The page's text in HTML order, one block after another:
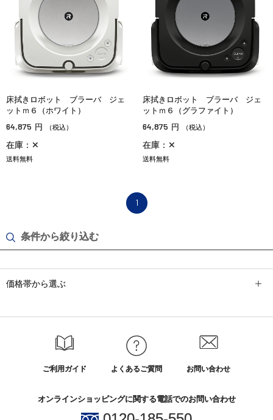
条件から絞り込む
価格帯から選ぶ
床拭きロボット ブラーバ ジェ
ットｍ６（ホワイト）
64,875 円 （税込）
在庫：✕
送料無料
床拭きロボット ブラーバ ジェ
ットｍ６（グラファイト）
64,875 円 （税込）
在庫：✕
送料無料
1
ご利用ガイド よくあるご質問 お問い合わせ
オンラインショッピングに関する電話でのお問い合わせ